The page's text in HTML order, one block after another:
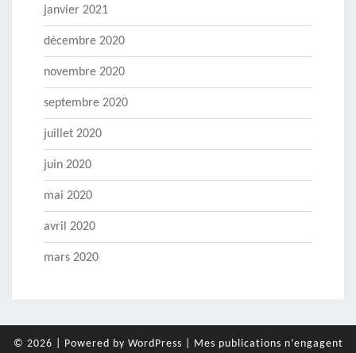
janvier 2021
décembre 2020
novembre 2020
septembre 2020
juillet 2020
juin 2020
mai 2020
avril 2020
mars 2020
© 2026 Powered by WordPress Mes publications n’engagent